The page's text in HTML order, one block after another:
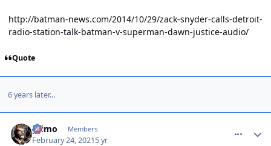
http://batman-news.com/2014/10/29/zack-snyder-calls-detroit-
radio-station-talk-batman-v-superman-dawn-justice-audio/
Quote
6 years later...
primo Members
February 24, 20215 yr